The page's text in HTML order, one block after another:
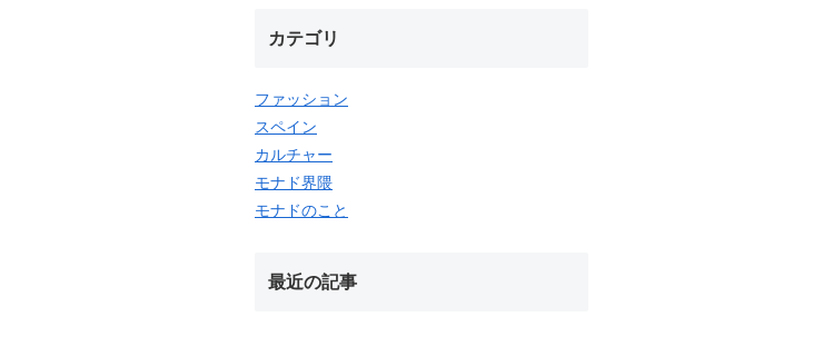
カテゴリ
ファッション
スペイン
カルチャー
モナド界隈
モナドのこと
最近の記事